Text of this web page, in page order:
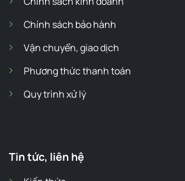
Chính sách bảo hành
Vận chuyển, giao dịch
Phương thức thanh toán
Quy trình xử lý
Tin tức, liên hệ